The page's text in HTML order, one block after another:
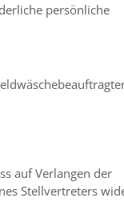
persönliche
auf Verlangen der
Stellvertreters